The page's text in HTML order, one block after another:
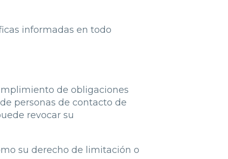
informadas en todo
de obligaciones
personas de contacto de
revocar su
su derecho de limitación o